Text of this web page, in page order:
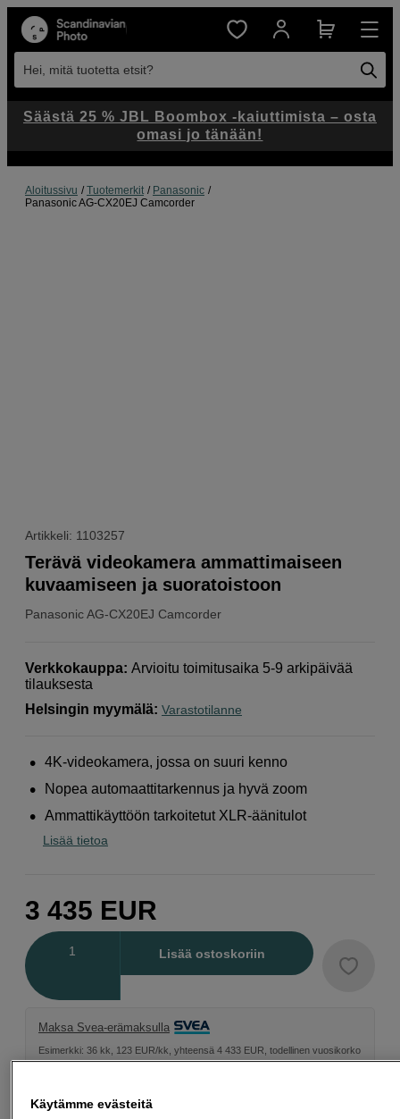
Hei, mitä tuotetta etsit?
Aloitussivu Tuotemerkit
Panasonic
Panasonic AG-CX20EJ Camcorder
Artikkeli: 1103257
PanasonicAG-CX20EJ Camcorder
Terävä videokamera ammattimaiseen
kuvaamiseen ja suoratoistoon
Verkkokauppa: Arvioitu toimitusaika 5-9 arkipäivää
tilauksesta
Helsingin myymälä: Varastotilanne
4K-videokamera, jossa on suuri kenno
Nopea automaattitarkennus ja hyvä zoom
Ammattikäyttöön tarkoitetut XLR-äänitulot
Lisää tietoa
3 435 EUR
Lisää ostoskoriin
Maksa Svea-erämaksulla
Esimerkki: 36 kk, 123 EUR/kk, yhteensä 4 433 EUR, todellinen vuosikorko
19,07 %
Säästä 25 % JBL Boombox -kaiuttimista – osta
omasi jo tänään!
Käytämme evästeitä